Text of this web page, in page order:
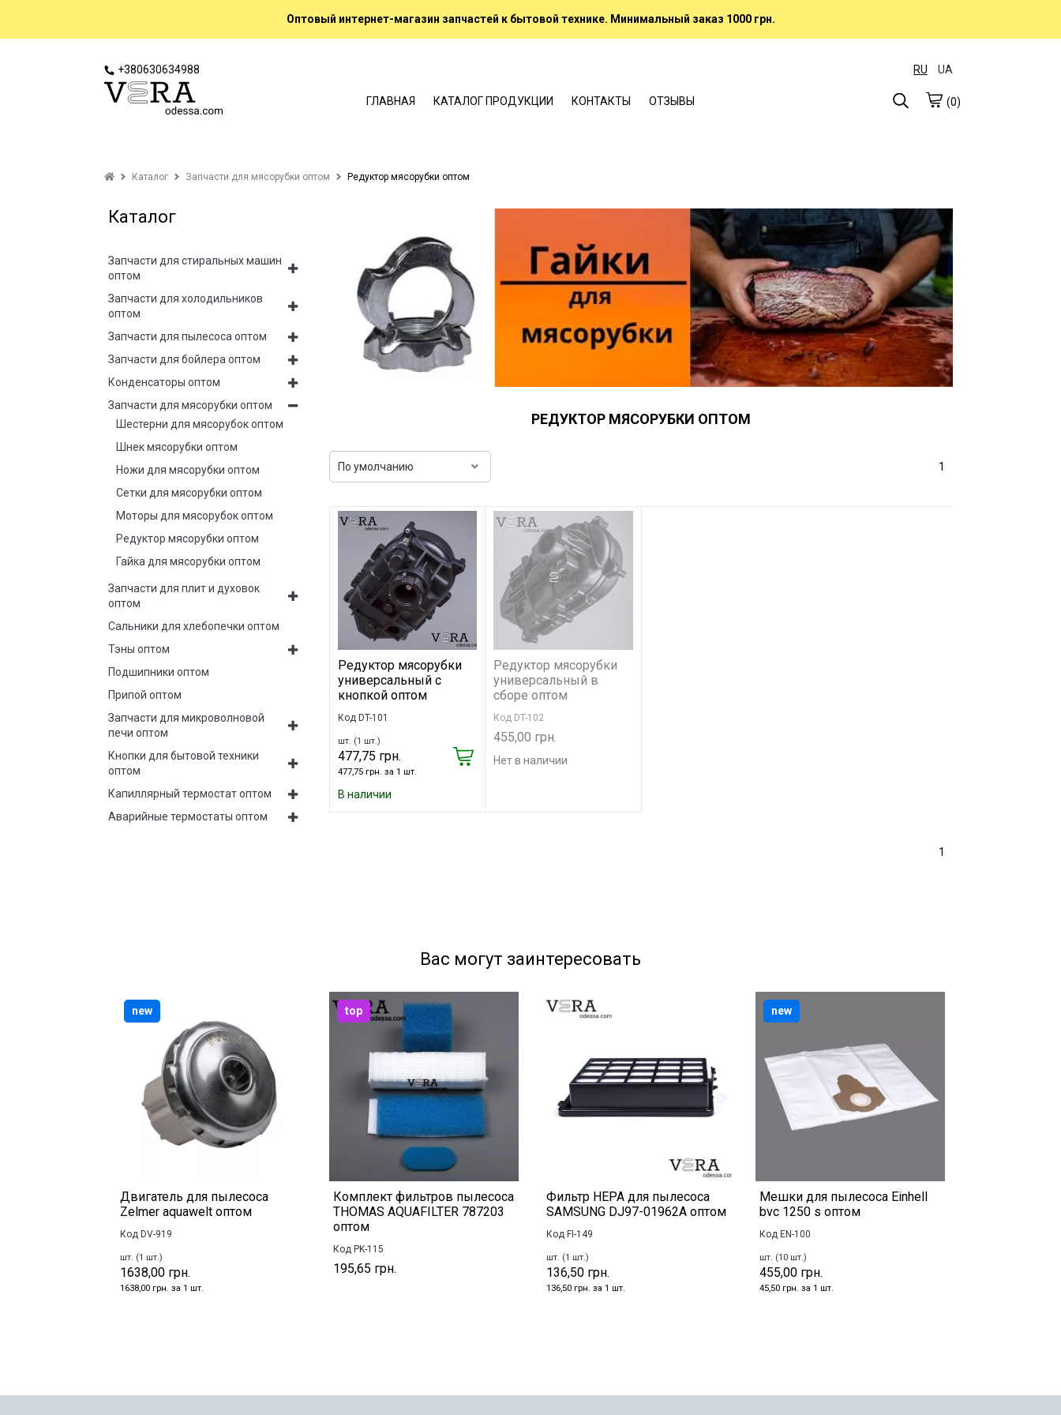
Оптовый интернет-магазин запчастей к бытовой технике. Минимальный заказ 1000 грн.
+380630634988 RU UA
ГЛАВНАЯ КАТАЛОГ ПРОДУКЦИИ КОНТАКТЫ ОТЗЫВЫ (0)
Каталог Запчасти для мясорубки оптом Редуктор мясорубки оптом
Каталог
Запчасти для стиральных машин
оптом
Запчасти для холодильников
оптом
Запчасти для пылесоса оптом
Запчасти для бойлера оптом
Конденсаторы оптом
Запчасти для мясорубки оптом
Шестерни для мясорубок оптом
Шнек мясорубки оптом
Ножи для мясорубки оптом
Сетки для мясорубки оптом
Моторы для мясорубок оптом
Редуктор мясорубки оптом
Гайка для мясорубки оптом
Запчасти для плит и духовок
оптом
Сальники для хлебопечки оптом
Тэны оптом
Подшипники оптом
Припой оптом
Запчасти для микроволновой
печи оптом
Кнопки для бытовой техники
оптом
Капиллярный термостат оптом
Аварийные термостаты оптом
РЕДУКТОР МЯСОРУБКИ ОПТОМ
1
Редуктор мясорубки
универсальный с
кнопкой оптом
Код DT-101
шт. (1 шт.)
477,75 грн.
477,75 грн. за 1 шт.
В наличии
Редуктор мясорубки
универсальный в
сборе оптом
Код DT-102
455,00 грн.
Нет в наличии
1
Вас могут заинтересовать
Двигатель для пылесоса
Zelmer aquawelt оптом
Код DV-919
шт. (1 шт.)
1638,00 грн.
1638,00 грн. за 1 шт.
new
Комплект фильтров пылесоса
THOMAS AQUAFILTER 787203
оптом
Код PK-115
195,65 грн.
top
Фильтр HEPA для пылесоса
SAMSUNG DJ97-01962A оптом
Код FI-149
шт. (1 шт.)
136,50 грн.
136,50 грн. за 1 шт.
Мешки для пылесоса Einhell
bvc 1250 s оптом
Код EN-100
шт. (10 шт.)
455,00 грн.
45,50 грн. за 1 шт.
new